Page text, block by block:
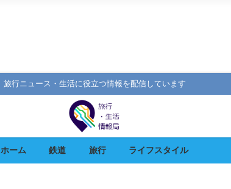
旅行ニュース・生活に役立つ情報を配信しています
ホーム 鉄道 旅行 ライフスタイル